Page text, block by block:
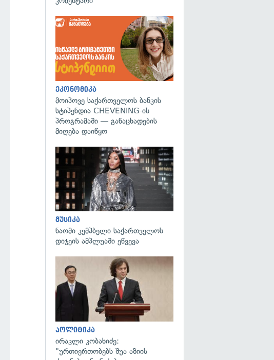
ეკონომიკა
მოიპოვე საქართველოს ბანკის
სტიპენდია CHEVENING-ის
პროგრამაში — განაცხადების
მიღება დაიწყო
მუსიკა
ნაომი კემპბელი საქართველოს
დიჯეის ამპლუაში ეწვევა
პოლიტიკა
ირაკლი კობახიძე:
"ურთიერთობებს შუა აზიის